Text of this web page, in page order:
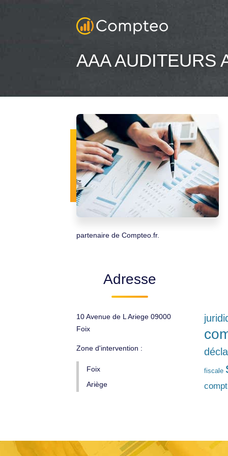
AAA AUDITEURS
partenaire de Compteo.fr.
Adresse
10 Avenue de L Ariege 09000
Foix
Zone d'intervention :
Foix
Ariège
fiscale